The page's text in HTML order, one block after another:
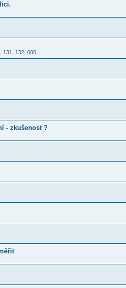
131, 132, 600
- zkušenost ?